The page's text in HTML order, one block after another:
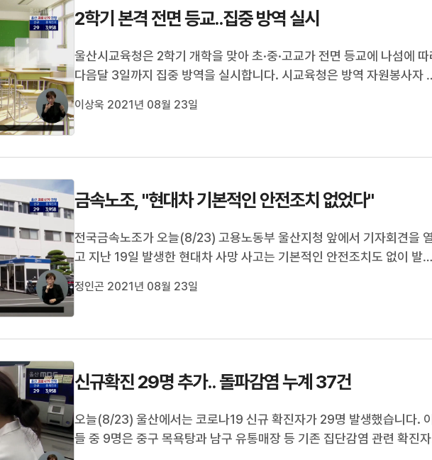
2학기 본격 전면 등교..집중 방역 실시
울산시교육청은 2학기 개학을 맞아 초·중·고교가 전면 등교에 나섬에 따
다음달 3일까지 집중 방역을 실시합니다. 시교육청은 방역 자원봉사자 1
고, 급식실은 식사 시간에 창문을 항상 개방하도록 했습니다. 울산지역 초
이상욱 2021년 08월 23일
금속노조, "현대차 기본적인 안전조치 없었다"
전국금속노조가 오늘(8/23) 고용노동부 울산지청 앞에서 기자회견을 열
고 지난 19일 발생한 현대차 사망 사고는 기본적인 안전조치도 없이 발생
망하는 사고가 발생했지만, 현장에는 여전히 작업자를 보호할 센서와 안
정인곤 2021년 08월 23일
신규확진 29명 추가.. 돌파감염 누계 37건
오늘(8/23) 울산에서는 코로나19 신규 확진자가 29명 발생했습니다. 이
들 중 9명은 중구 목욕탕과 남구 유통매장 등 기존 집단감염 관련 확진자